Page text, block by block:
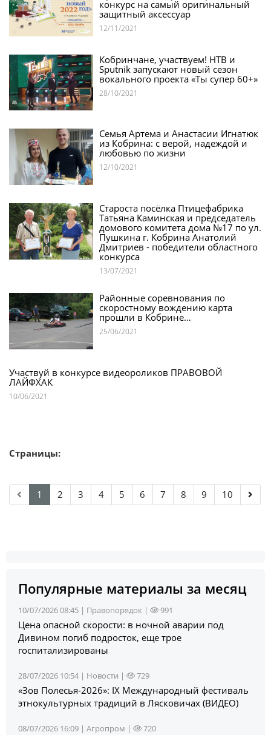
12/11/2021
конкурс на самый оригинальный
защитный аксессуар
28/10/2021
Кобринчане, участвуем! НТВ и
Sputnik запускают новый сезон
вокального проекта «Ты супер 60+»
12/10/2021
Семья Артема и Анастасии Игнатюк
из Кобрина: с верой, надеждой и
любовью по жизни
13/07/2021
Cтароста посёлка Птицефабрика
Татьяна Каминская и председатель
домового комитета дома №17 по ул.
Пушкина г. Кобрина Анатолий
Дмитриев - победители областного
конкурса
25/06/2021
Районные соревнования по
скоростному вождению карта
прошли в Кобрине…
10/06/2021
Участвуй в конкурсе видеороликов ПРАВОВОЙ
ЛАЙФХАК
Страницы:
1 2 3 4 5 6 7 8 9 10
Популярные материалы за месяц
10/07/2026 08:45 | Правопорядок | 991
Цена опасной скорости: в ночной аварии под
Дивином погиб подросток, еще трое
госпитализированы
28/07/2026 10:54 | Новости | 729
«Зов Полесья‑2026»: IX Международный фестиваль
этнокультурных традиций в Лясковичах (ВИДЕО)
08/07/2026 16:09 | Агропром | 720